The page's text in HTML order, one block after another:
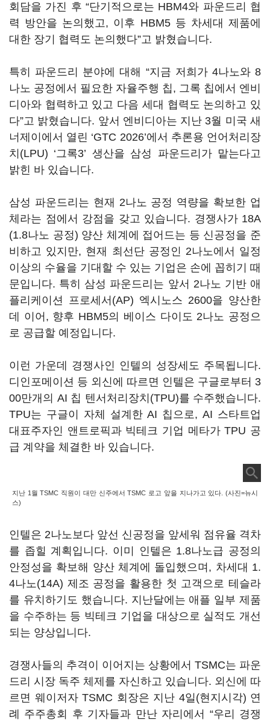
회담을 가진 후 “단기적으로는 HBM4와 파운드리 협
력 방안을 논의했고, 이후 HBM5 등 차세대 제품에
대한 장기 협력도 논의했다”고 밝혔습니다.
특히 파운드리 분야에 대해 “지금 저희가 4나노와 8
나노 공정에서 필요한 자율주행 칩, 그록 칩에서 엔비
디아와 협력하고 있고 다음 세대 협력도 논의하고 있
다”고 밝혔습니다. 앞서 엔비디아는 지난 3월 미국 새
너제이에서 열린 ‘GTC 2026’에서 추론용 언어처리장
치(LPU) ‘그록3’ 생산을 삼성 파운드리가 맡는다고
밝힌 바 있습니다.
삼성 파운드리는 현재 2나노 공정 역량을 확보한 업
체라는 점에서 강점을 갖고 있습니다. 경쟁사가 18A
(1.8나노 공정) 양산 체계에 접어드는 등 신공정을 준
비하고 있지만, 현재 최선단 공정인 2나노에서 일정
이상의 수율을 기대할 수 있는 기업은 손에 꼽히기 때
문입니다. 특히 삼성 파운드리는 앞서 2나노 기반 애
플리케이션 프로세서(AP) 엑시노스 2600을 양산한
데 이어, 향후 HBM5의 베이스 다이도 2나노 공정으
로 공급할 예정입니다.
이런 가운데 경쟁사인 인텔의 성장세도 주목됩니다.
디인포메이션 등 외신에 따르면 인텔은 구글로부터 3
00만개의 AI 칩 텐서처리장치(TPU)를 수주했습니다.
TPU는 구글이 자체 설계한 AI 칩으로, AI 스타트업
대표주자인 앤트로픽과 빅테크 기업 메타가 TPU 공
급 계약을 체결한 바 있습니다.
지난 1월 TSMC 직원이 대만 신주에서 TSMC 로고 앞을 지나가고 있다. (사진=뉴시
스)
인텔은 2나노보다 앞선 신공정을 앞세워 점유율 격차
를 좁힐 계획입니다. 이미 인텔은 1.8나노급 공정의
안정성을 확보해 양산 체계에 돌입했으며, 차세대 1.
4나노(14A) 제조 공정을 활용한 첫 고객으로 테슬라
를 유치하기도 했습니다. 지난달에는 애플 일부 제품
을 수주하는 등 빅테크 기업을 대상으로 실적도 개선
되는 양상입니다.
경쟁사들의 추격이 이어지는 상황에서 TSMC는 파운
드리 시장 독주 체제를 자신하고 있습니다. 외신에 따
르면 웨이저자 TSMC 회장은 지난 4일(현지시각) 연
례 주주총회 후 기자들과 만난 자리에서 “우리 경쟁